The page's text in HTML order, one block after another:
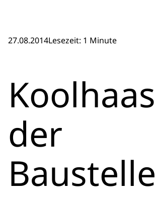
27.08.2014Lesezeit: 1 Minute
der
Baustelle